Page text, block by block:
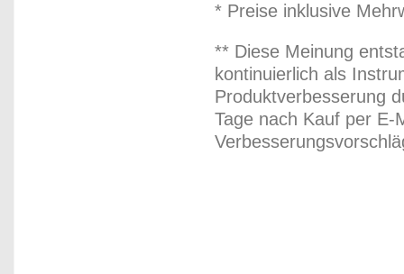
* Preise inklusive
** Diese Meinung
kontinuierlich als
Produktverbesserung
Tage nach Kauf per E-